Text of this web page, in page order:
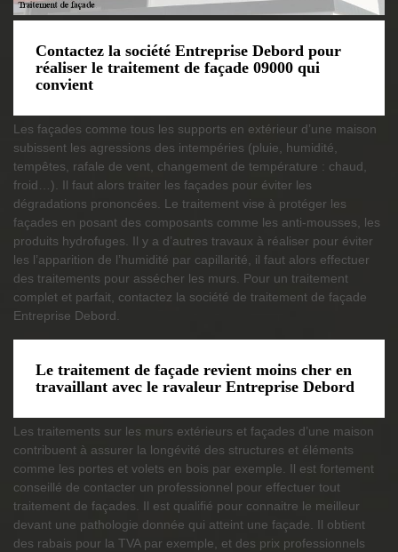
Contactez la société Entreprise Debord pour
réaliser le traitement de façade 09000 qui
convient
Les façades comme tous les supports en extérieur d’une maison
subissent les agressions des intempéries (pluie, humidité,
tempêtes, rafale de vent, changement de température : chaud,
froid…). Il faut alors traiter les façades pour éviter les
dégradations prononcées. Le traitement vise à protéger les
façades en posant des composants comme les anti-mousses, les
produits hydrofuges. Il y a d’autres travaux à réaliser pour éviter
les l’apparition de l’humidité par capillarité, il faut alors effectuer
des traitements pour assécher les murs. Pour un traitement
complet et parfait, contactez la société de traitement de façade
Entreprise Debord.
Le traitement de façade revient moins cher en
travaillant avec le ravaleur Entreprise Debord
Les traitements sur les murs extérieurs et façades d’une maison
contribuent à assurer la longévité des structures et éléments
comme les portes et volets en bois par exemple. Il est fortement
conseillé de contacter un professionnel pour effectuer tout
traitement de façades. Il est qualifié pour connaitre le meilleur
devant une pathologie donnée qui atteint une façade. Il obtient
des rabais pour la TVA par exemple, et des prix professionnels